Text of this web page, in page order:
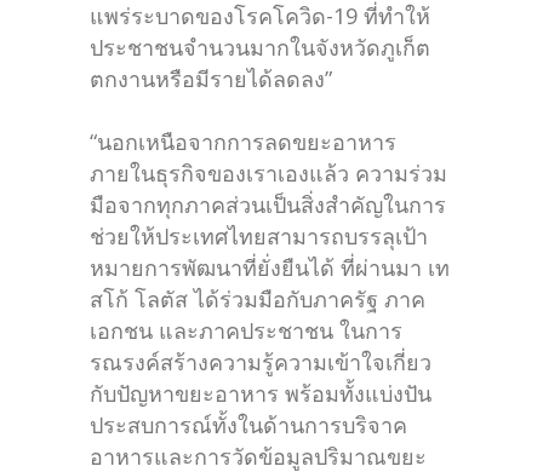
แพร่ระบาดของโรคโควิด-19 ที่ทำให้
ประชาชนจำนวนมากในจังหวัดภูเก็ต
ตกงานหรือมีรายได้ลดลง”
“นอกเหนือจากการลดขยะอาหาร
ภายในธุรกิจของเราเองแล้ว ความร่วม
มือจากทุกภาคส่วนเป็นสิ่งสำคัญในการ
ช่วยให้ประเทศไทยสามารถบรรลุเป้า
หมายการพัฒนาที่ยั่งยืนได้ ที่ผ่านมา เท
สโก้ โลตัส ได้ร่วมมือกับภาครัฐ ภาค
เอกชน และภาคประชาชน ในการ
รณรงค์สร้างความรู้ความเข้าใจเกี่ยว
กับปัญหาขยะอาหาร พร้อมทั้งแบ่งปัน
ประสบการณ์ทั้งในด้านการบริจาค
อาหารและการวัดข้อมูลปริมาณขยะ